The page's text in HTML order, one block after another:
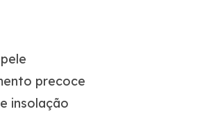
precoce
insolação